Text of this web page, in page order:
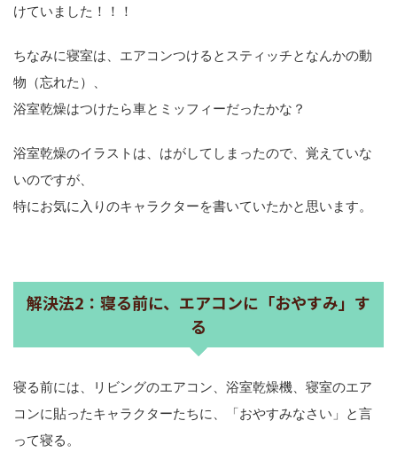
けていました！！！
ちなみに寝室は、エアコンつけるとスティッチとなんかの動
物（忘れた）、
浴室乾燥はつけたら車とミッフィーだったかな？
浴室乾燥のイラストは、はがしてしまったので、覚えていな
いのですが、
特にお気に入りのキャラクターを書いていたかと思います。
解決法2：寝る前に、エアコンに「おやすみ」す
る
寝る前には、リビングのエアコン、浴室乾燥機、寝室のエア
コンに貼ったキャラクターたちに、「おやすみなさい」と言
って寝る。